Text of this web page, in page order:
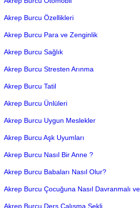
Akrep Burcu Özellikleri
Akrep Burcu Para ve Zenginlik
Akrep Burcu Sağlık
Akrep Burcu Stresten Arınma
Akrep Burcu Tatil
Akrep Burcu Ünlüleri
Akrep Burcu Uygun Meslekler
Akrep Burcu Aşk Uyumları
Akrep Burcu Nasıl Bir Anne ?
Akrep Burcu Babaları Nasıl Olur?
Akrep Burcu Çocuğuna Nasıl Davranmalı
Akrep Burcu Ders Çalışma Şekli